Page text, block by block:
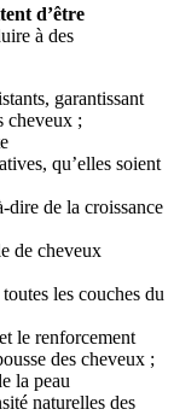
d’être
à des
garantissant
cheveux ;
qu’elles soient
dire de la croissance
de cheveux
les couches du
le renforcement
des cheveux ;
la peau
naturelles des